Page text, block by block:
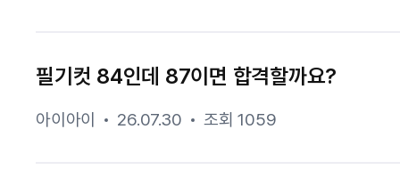
필기컷 84인데 87이면 합격할까요?
아이아이 26.07.30 조회 1059